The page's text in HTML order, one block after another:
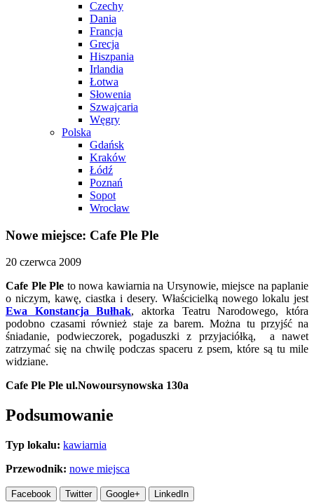
Czechy
Dania
Francja
Grecja
Hiszpania
Irlandia
Łotwa
Słowenia
Szwajcaria
Węgry
Polska
Gdańsk
Kraków
Łódź
Poznań
Sopot
Wrocław
Nowe miejsce: Cafe Ple Ple
20 czerwca 2009
Cafe Ple Ple to nowa kawiarnia na Ursynowie, miejsce na paplanie
o niczym, kawę, ciastka i desery. Właścicielką nowego lokalu jest
Ewa Konstancja Bułhak, aktorka Teatru Narodowego, która
podobno czasami również staje za barem. Można tu przyjść na
śniadanie, podwieczorek, pogaduszki z przyjaciółką, a nawet
zatrzymać się na chwilę podczas spaceru z psem, które są tu mile
widziane.
Cafe Ple Ple ul.Nowoursynowska 130a
Podsumowanie
Typ lokalu: kawiarnia
Przewodnik: nowe miejsca
Facebook Twitter Google+ LinkedIn